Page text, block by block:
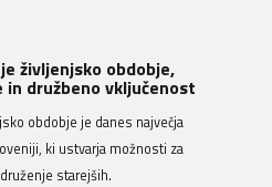
življenjsko obdobje,
in družbeno vključenost
obdobje je danes največja
ki ustvarja možnosti za
starejših.